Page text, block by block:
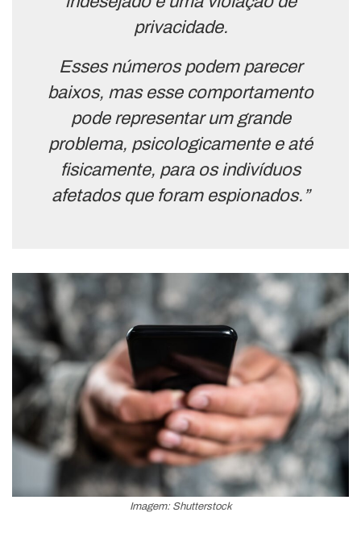
privacidade.
Esses números podem parecer
baixos, mas esse comportamento
pode representar um grande
problema, psicologicamente e até
fisicamente, para os indivíduos
afetados que foram espionados.”
Imagem: Shutterstock